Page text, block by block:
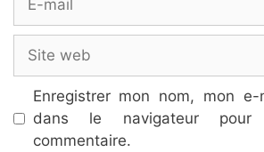
Site
web
Enregistrer mon nom, mon
dans le navigateur pour
commentaire.